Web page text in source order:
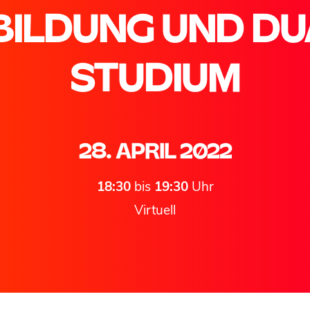
UND
STUDIUM
28. APRIL 2022
18:30bis 19:30Uhr
Virtuell